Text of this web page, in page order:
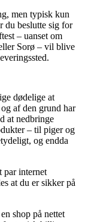
men typisk kun
du beslutte sig for
– uanset om
Sorø – vil blive
dødelige at
af den grund har
at nedbringe
– til piger og
og endda
par internet
at du er sikker på
shop på nettet